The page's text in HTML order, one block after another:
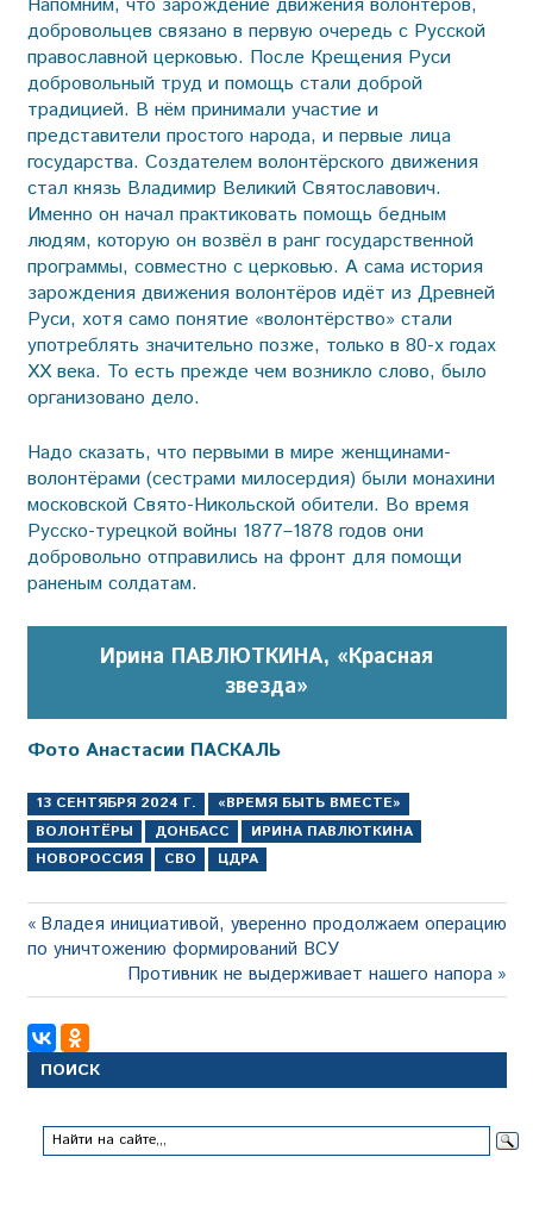
добровольцев связано в первую очередь с Русской
православной церковью. После Крещения Руси
добровольный труд и помощь стали доброй
традицией. В нём принимали участие и
представители простого народа, и первые лица
государства. Создателем волонтёрского движения
стал князь Владимир Великий Святославович.
Именно он начал практиковать помощь бедным
людям, которую он возвёл в ранг государственной
программы, совместно с церковью. А сама история
зарождения движения волонтёров идёт из Древней
Руси, хотя само понятие «волонтёрство» стали
употреблять значительно позже, только в 80-х годах
XX века. То есть прежде чем возникло слово, было
организовано дело.
Надо сказать, что первыми в мире женщинами-
волонтёрами (сестрами милосердия) были монахини
московской Свято-Никольской обители. Во время
Русско-турецкой войны 1877–1878 годов они
добровольно отправились на фронт для помощи
раненым солдатам.
Ирина ПАВЛЮТКИНА, «Красная
звезда»
Фото Анастасии ПАСКАЛЬ
13 СЕНТЯБРЯ 2024 Г.
«ВРЕМЯ БЫТЬ ВМЕСТЕ»
ВОЛОНТЁРЫ
ДОНБАСС
ИРИНА ПАВЛЮТКИНА
НОВОРОССИЯ
СВО ЦДРА
Навигация
по
записям
Предыдущая
запись:
Владея инициативой, уверенно продолжаем операцию
по уничтожению формирований ВСУ
Следующая
запись:
Противник не выдерживает нашего напора
ПОИСК